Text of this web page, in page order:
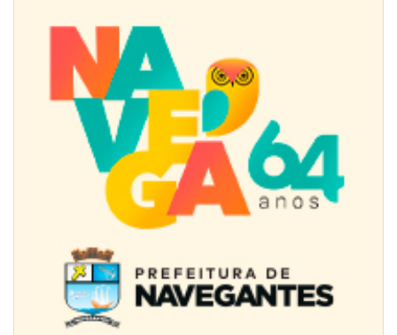
07/08/2026 | 07:00
Jordan Hang leva estratégias de marketing e vendas ao InspiraBQ, em
ITAPEMA